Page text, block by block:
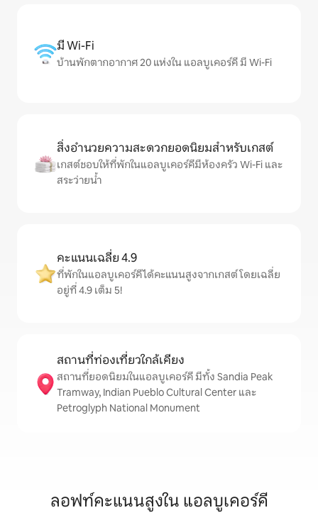
มี Wi-Fi
บ้านพักตากอากาศ 20 แห่งใน แอลบูเคอร์คี มี Wi-Fi
สิ่งอำนวยความสะดวกยอดนิยมสำหรับเกสต์
เกสต์ชอบให้ที่พักในแอลบูเคอร์คีมีห้องครัว Wi-Fi และ
สระว่ายน้ำ
คะแนนเฉลี่ย 4.9
ที่พักในแอลบูเคอร์คีได้คะแนนสูงจากเกสต์ โดยเฉลี่ย
อยู่ที่ 4.9 เต็ม 5!
สถานที่ท่องเที่ยวใกล้เคียง
สถานที่ยอดนิยมในแอลบูเคอร์คี มีทั้ง Sandia Peak
Tramway, Indian Pueblo Cultural Center และ
Petroglyph National Monument
ลอฟท์คะแนนสูงใน แอลบูเคอร์คี